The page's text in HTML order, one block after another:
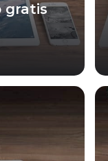
gratis